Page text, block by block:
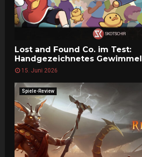
Lost and Found Co. im Test:
Handgezeichnetes Gewimmel
15. Juni 2026
Spiele-Review